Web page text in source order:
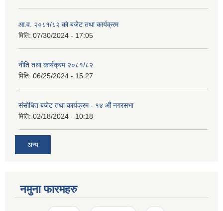
आ.व. २०८१/८२ को बजेट तथा कार्यक्रम
मिति: 07/30/2024 - 17:05
नीति तथा कार्यक्रम २०८१/८२
मिति: 06/25/2024 - 15:27
संसोधित बजेट तथा कार्यक्रम - १४ औं नगरसभा
मिति: 02/18/2024 - 10:18
अन्य
नमुना फारमहरु